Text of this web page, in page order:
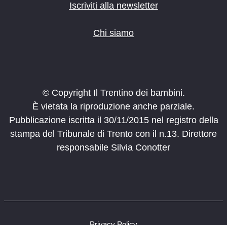
Iscriviti alla newsletter
Chi siamo
© Copyright Il Trentino dei bambini.
È vietata la riproduzione anche parziale.
Pubblicazione iscritta il 30/11/2015 nel registro della
stampa del Tribunale di Trento con il n.13. Direttore
responsabile Silvia Conotter